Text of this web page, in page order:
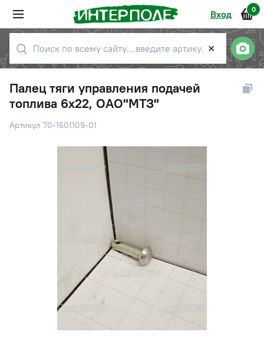
Вход 0
✕
Палец тяги управления подачей
топлива 6х22, ОАО"МТЗ"
Артикул 70-1601109-01